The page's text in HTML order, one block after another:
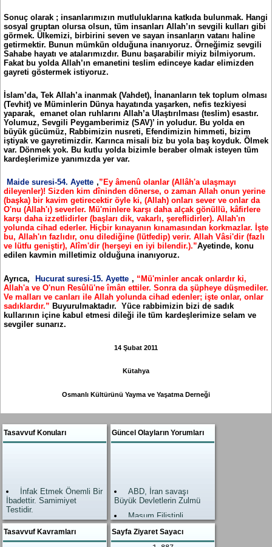
Sonuç olarak ; insanlarımızın mutluluklarına katkıda bulunmak. Hangi
sosyal gruptan olursa olsun, tüm insanları Allah’ın sevgili kulları gibi
görmek. Ülkemizi, birbirini seven ve sayan insanların vatanı haline
getirmektir. Bunun mümkün olduğuna inanıyoruz. Örneğimiz sevgili
Sahabe hayatı ve atalarımızdır. Bunu başarabilir miyiz bilmiyorum.
Fakat bu yolda Allah’ın emanetini teslim edinceye kadar elimizden
gayreti göstermek istiyoruz.
İslam’da, Tek Allah’a inanmak (Vahdet), İnananların tek toplum olması
(Tevhit) ve Müminlerin Dünya hayatında yaşarken, nefis tezkiyesi
yaparak, emanet olan ruhlarını Allah’a Ulaştırılması (teslim) esastır.
Yolumuz, Sevgili Peygamberimiz (SAV)’ in yoludur. Bu yolda en
büyük gücümüz, Rabbimizin nusreti, Efendimizin himmeti, bizim
iştiyak ve gayretimizdir. Karınca misali biz bu yola baş koyduk. Ölmek
var. Dönmek yok. Bu kutlu yolda bizimle beraber olmak isteyen tüm
kardeşlerimize yanımızda yer var.
Maide suresi-54. Ayette ,”Ey âmenû olanlar (Allâh'a ulaşmayı
dileyenler)! Sizden kim dîninden dönerse, o zaman Allah onun yerine
(başka) bir kavim getirecektir öyle ki, (Allah) onları sever ve onlar da
O'nu (Allah'ı) severler. Mü'minlere karşı daha alçak gönüllü, kâfirlere
karşı daha izzetlidirler (başları dik, vakarlı, şereflidirler). Allah'ın
yolunda cihad ederler. Hiçbir kınayanın kınamasından korkmazlar. İşte
bu, Allah'ın fazlıdır, onu dilediğine (lütfedip) verir. Allah Vâsi'dir (fazlı
ve lütfu geniştir), Alîm'dir (herşeyi en iyi bilendir.).”Ayetinde, konu
edilen kavmin milletimiz olduğuna inanıyoruz.
Ayrıca, Hucurat suresi-15. Ayette , “Mü'minler ancak onlardır ki,
Allah'a ve O'nun Resûlü'ne îmân ettiler. Sonra da şüpheye düşmediler.
Ve malları ve canları ile Allah yolunda cihad edenler; işte onlar, onlar
sadıklardır.” Buyurulmaktadır. Yüce rabbimizin bizi de sadık
kullarının içine kabul etmesi dileği ile tüm kardeşlerimize selam ve
sevgiler sunarız.
14 Şubat 2011
Kütahya
Osmanlı Kültürünü Yayma ve Yaşatma Derneği
Tasavvuf Konuları
İnfak Etmek Önemli Bir
İbadettir. Samimiyet
Testidir.
Allah’ın Zikri, Zikrullah
En Büyük İbadettir.
Güncel Olayların Yorumları
ABD, İran savaşı
Büyük Devletlerin Zulmü
Masum Filistinli
kardeşlerimiz
Allah Yardımı geldi.
Tasavvuf Kavramları
Sayfa Ziyaret Sayacı